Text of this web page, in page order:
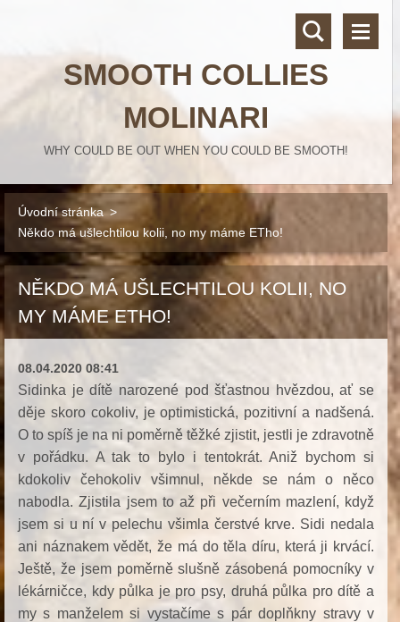
SMOOTH COLLIES
MOLINARI
WHY COULD BE OUT WHEN YOU COULD BE SMOOTH!
Úvodní stránka >
Někdo má ušlechtilou kolii, no my máme ETho!
NĚKDO MÁ UŠLECHTILOU KOLII, NO
MY MÁME ETHO!
08.04.2020 08:41
Sidinka je dítě narozené pod šťastnou hvězdou, ať se
děje skoro cokoliv, je optimistická, pozitivní a nadšená.
O to spíš je na ni poměrně těžké zjistit, jestli je zdravotně
v pořádku. A tak to bylo i tentokrát. Aniž bychom si
kdokoliv čehokoliv všimnul, někde se nám o něco
nabodla. Zjistila jsem to až při večerním mazlení, když
jsem si u ní v pelechu všimla čerstvé krve. Sidi nedala
ani náznakem vědět, že má do těla díru, která ji krvácí.
Ještě, že jsem poměrně slušně zásobená pomocníky v
lékárničce, kdy půlka je pro psy, druhá půlka pro dítě a
my s manželem si vystačíme s pár doplňkny stravy v